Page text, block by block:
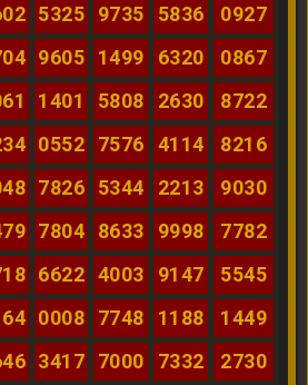
5325 9735 5836
0927
9605 1499 6320
0867
1401 5808 2630
8722
0552 7576 4114
8216
7826 5344 2213
9030
7804 8633 9998
7782
6622 4003 9147
5545
0008 7748 1188
1449
3417 7000 7332 2730